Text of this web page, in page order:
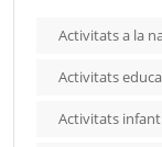
Activitats a la
Activitats
Activitats